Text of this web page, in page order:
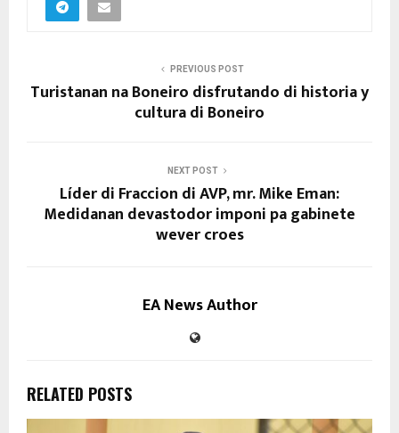
PREVIOUS POST
Turistanan na Boneiro disfrutando di historia y
cultura di Boneiro
NEXT POST
Líder di Fraccion di AVP, mr. Mike Eman:
Medidanan devastodor imponi pa gabinete
wever croes
EA News Author
RELATED POSTS